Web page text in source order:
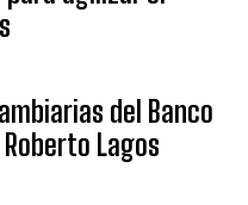
del Banco
Lagos